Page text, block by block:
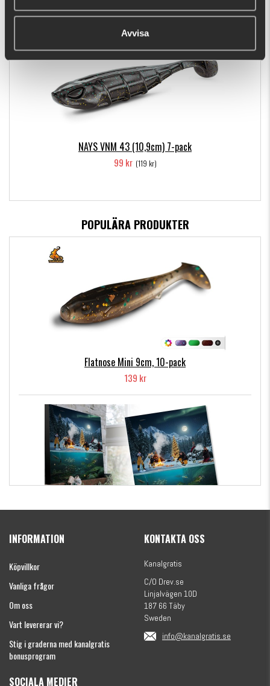
Avvisa
DU TITTADE NYLIGEN PÅ
NAYS VNM 43 (10,9cm) 7-pack
99 kr (119 kr)
POPULÄRA PRODUKTER
Flatnose Mini 9cm, 10-pack
139 kr
(julkalender)
INFORMATION
Köpvillkor
Vanliga frågor
Om oss
Vart levererar vi?
Stig i graderna med kanalgratis
bonusprogram
KONTAKTA OSS
Kanalgratis
C/O Drev.se
Linjalvägen 10D
187 66 Täby
Sweden
info@kanalgratis.se
SOCIALA MEDIER